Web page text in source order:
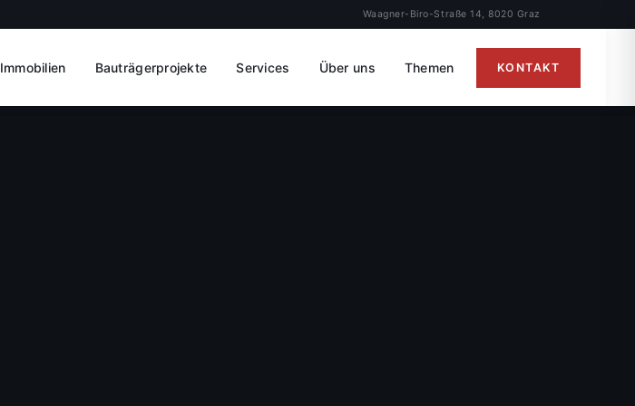
Waagner-Biro-Straße 14, 8020 Graz
Immobilien Bauträgerprojekte Services Über uns Themen KONTAKT